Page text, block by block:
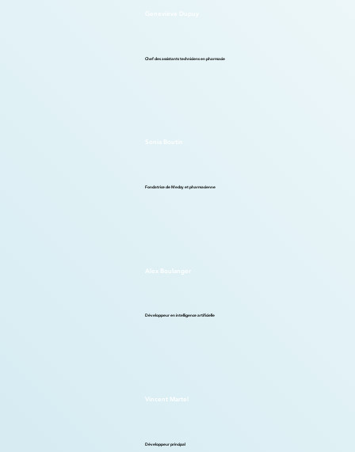
Geneviève Dupuy
Chef des assistants techniciens en pharmacie
Sonia Boutin
Fondatrice de Medzy et pharmacienne
Alex Boulanger
Développeur en intelligence artificielle
Vincent Martel
Développeur principal